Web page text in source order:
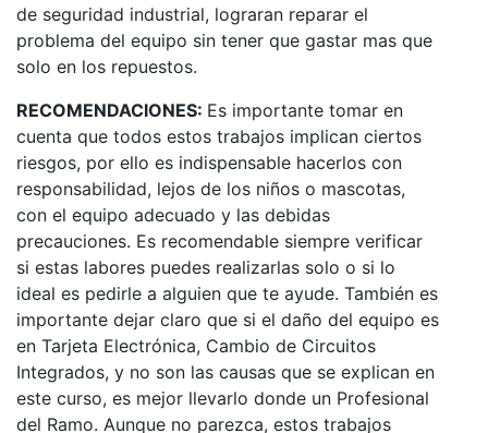
de seguridad industrial, lograran reparar el
problema del equipo sin tener que gastar mas que
solo en los repuestos.
RECOMENDACIONES: Es importante tomar en
cuenta que todos estos trabajos implican ciertos
riesgos, por ello es indispensable hacerlos con
responsabilidad, lejos de los niños o mascotas,
con el equipo adecuado y las debidas
precauciones. Es recomendable siempre verificar
si estas labores puedes realizarlas solo o si lo
ideal es pedirle a alguien que te ayude. También es
importante dejar claro que si el daño del equipo es
en Tarjeta Electrónica, Cambio de Circuitos
Integrados, y no son las causas que se explican en
este curso, es mejor llevarlo donde un Profesional
del Ramo. Aunque no parezca, estos trabajos